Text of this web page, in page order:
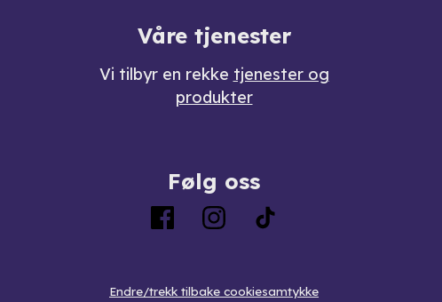
Våre tjenester
Vi tilbyr en rekke tjenester og
produkter
Følg oss
Endre/trekk tilbake cookiesamtykke